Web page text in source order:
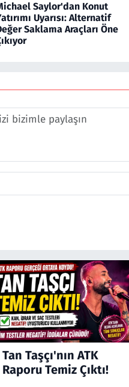
Saylor'dan Konut
Uyarısı: Alternatif
Saklama Araçları Öne
Tan Taşçı'nın ATK
Raporu Temiz Çıktı!